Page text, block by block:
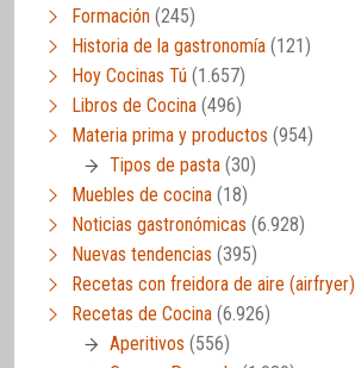
Formación (245)
Historia de la gastronomía (121)
Hoy Cocinas Tú (1.657)
Libros de Cocina (496)
Materia prima y productos (954)
Tipos de pasta (30)
Muebles de cocina (18)
Noticias gastronómicas (6.928)
Nuevas tendencias (395)
Recetas con freidora de aire (airfryer)
Recetas de Cocina (6.926)
Aperitivos (556)